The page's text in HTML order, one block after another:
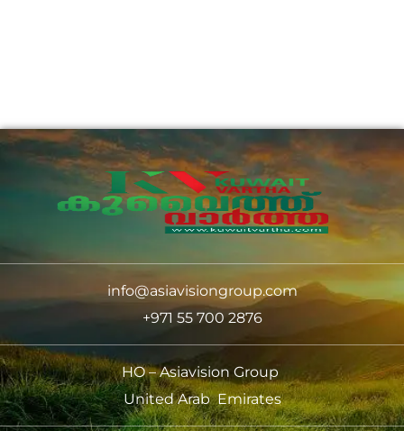
info@asiavisiongroup.com
+971 55 700 2876
HO – Asiavision Group
United Arab Emirates